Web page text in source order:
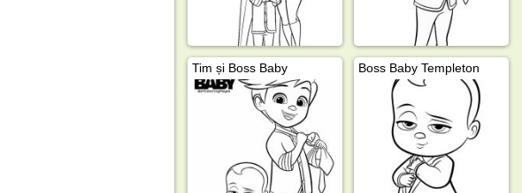
Tim și Boss Baby Boss Baby Templeton